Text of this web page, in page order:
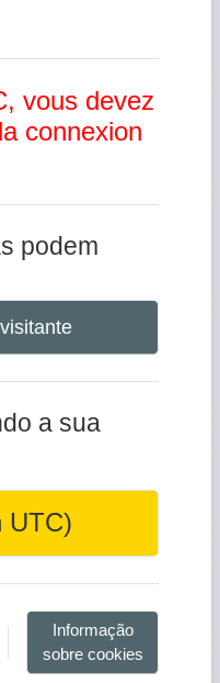
vous devez
connexion
podem
a sua
UTC)
Informação
sobre cookies